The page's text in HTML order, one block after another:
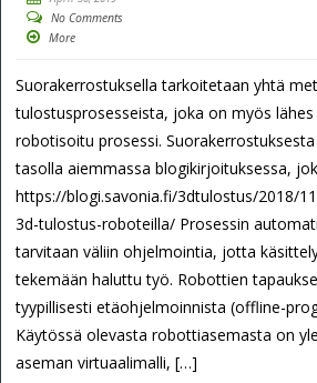
No Comments
More
Suorakerrostuksella tarkoitetaan yhtä
tulostusprosesseista, joka on myös
robotisoitu prosessi.
tasolla aiemmassa blogikirjoituksessa,
https://blogi.savonia.fi/3dtulostus/2018/
3d-tulostus-roboteilla/ Prosessin
tarvitaan väliin ohjelmointia, jotta
tekemään haluttu työ. Robottien
tyypillisesti etäohjelmoinnista (offline-
Käytössä olevasta robottiasemasta on
aseman virtuaalimalli, […]